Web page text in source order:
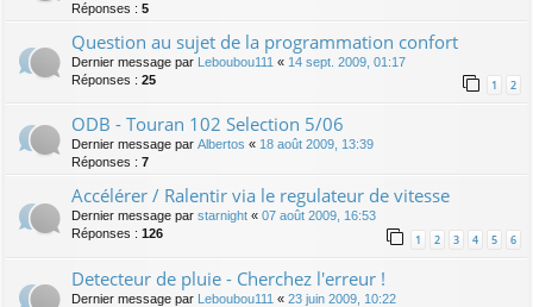
Réponses : 5
Question au sujet de la programmation confort
Dernier message par Leboubou111 « 14 sept. 2009, 01:17
Réponses : 25 1 2
ODB - Touran 102 Selection 5/06
Dernier message par Albertos « 18 août 2009, 13:39
Réponses : 7
Accélérer / Ralentir via le regulateur de vitesse
Dernier message par starnight « 07 août 2009, 16:53
Réponses : 126 1 2 3 4 5 6
Detecteur de pluie - Cherchez l'erreur !
Dernier message par Leboubou111 « 23 juin 2009, 10:22